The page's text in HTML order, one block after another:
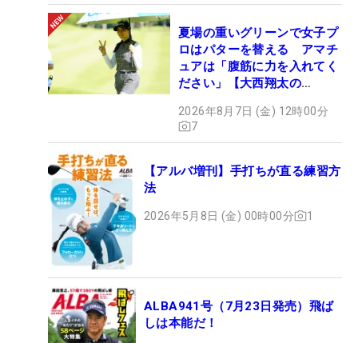
夏場の重いグリーンで女子プ
ロはパターを替える アマチ
ュアは「腹筋に力を入れてく
ださい」【大西翔太の
2026年8月7日 (金) 12時00分
7
【アルバ増刊】手打ちが直る練習方
法
2026年5月8日 (金) 00時00分 1
ALBA941号（7月23日発売）飛ば
しは本能だ！